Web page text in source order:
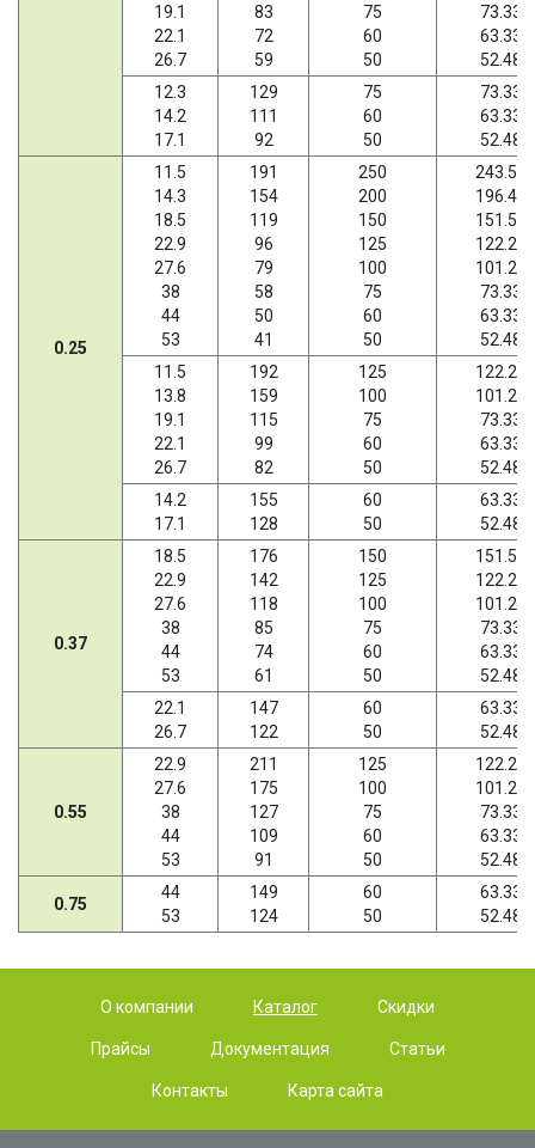
19.1
22.1
26.7
83
72
59
75
60
50
73.33
63.33
52.48
12.3
14.2
17.1
129
111
92
75
60
50
73.33
63.33
52.48
0.25
11.5
14.3
18.5
22.9
27.6
38
44
53
191
154
119
96
79
58
50
41
250
200
150
125
100
75
60
50
243.57
196.43
151.56
122.22
101.27
73.33
63.33
52.48
11.5
13.8
19.1
22.1
26.7
192
159
115
99
82
125
100
75
60
50
122.22
101.27
73.33
63.33
52.48
14.2
17.1
155
128
60
50
63.33
52.48
0.37
18.5
22.9
27.6
38
44
53
176
142
118
85
74
61
150
125
100
75
60
50
151.56
122.22
101.27
73.33
63.33
52.48
22.1
26.7
147
122
60
50
63.33
52.48
0.55
22.9
27.6
38
44
53
211
175
127
109
91
125
100
75
60
50
122.22
101.27
73.33
63.33
52.48
0.75
44
53
149
124
60
50
63.33
52.48
О компании Каталог Скидки
Прайсы Документация Статьи
Контакты Карта сайта